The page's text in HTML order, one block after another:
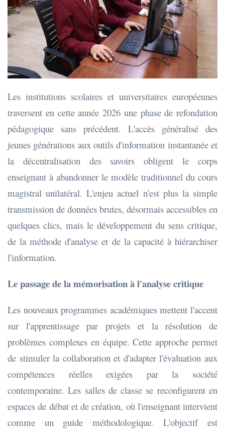
Les institutions scolaires et universitaires européennes
traversent en cette année 2026 une phase de refondation
pédagogique sans précédent. L'accès généralisé des
jeunes générations aux outils d'information instantanée et
la décentralisation des savoirs obligent le corps
enseignant à abandonner le modèle traditionnel du cours
magistral unilatéral. L'enjeu actuel n'est plus la simple
transmission de données brutes, désormais accessibles en
quelques clics, mais le développement du sens critique,
de la méthode d'analyse et de la capacité à hiérarchiser
l'information.
Le passage de la mémorisation à l'analyse critique
Les nouveaux programmes académiques mettent l'accent
sur l'apprentissage par projets et la résolution de
problèmes complexes en équipe. Cette approche permet
de stimuler la collaboration et d'adapter l'évaluation aux
compétences réelles exigées par la société
contemporaine. Les salles de classe se reconfigurent en
espaces de débat et de création, où l'enseignant intervient
comme un guide méthodologique. L'objectif est